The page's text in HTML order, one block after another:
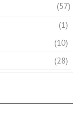
(57)
(1)
(10)
(28)